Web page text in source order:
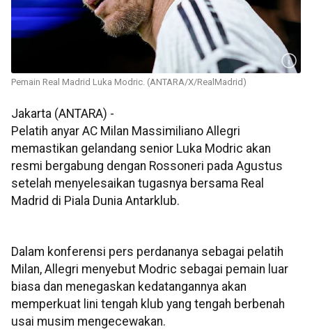
Pemain Real Madrid Luka Modric. (ANTARA/X/RealMadrid)
Jakarta (ANTARA) -
Pelatih anyar AC Milan Massimiliano Allegri
memastikan gelandang senior Luka Modric akan
resmi bergabung dengan Rossoneri pada Agustus
setelah menyelesaikan tugasnya bersama Real
Madrid di Piala Dunia Antarklub.
Dalam konferensi pers perdananya sebagai pelatih
Milan, Allegri menyebut Modric sebagai pemain luar
biasa dan menegaskan kedatangannya akan
memperkuat lini tengah klub yang tengah berbenah
usai musim mengecewakan.